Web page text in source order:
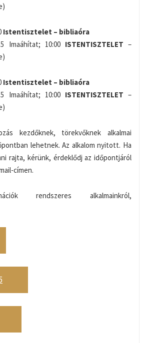
Istentisztelet – bibliaóra
Imaáhítat; 10:00 ISTENTISZTELET –
Istentisztelet – bibliaóra
Imaáhítat; 10:00ISTENTISZTELET–
kezdőknek, törekvőknek alkalmai
lehetnek. Az alkalom nyitott. Ha
rajta, kérünk, érdeklődj az időpontjáról
címen.
rendszeres alkalmainkról,